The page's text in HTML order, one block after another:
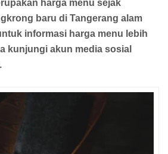
harga menu sejak
baru di Tangerang alam
informasi harga menu lebih
kunjungi akun media sosial